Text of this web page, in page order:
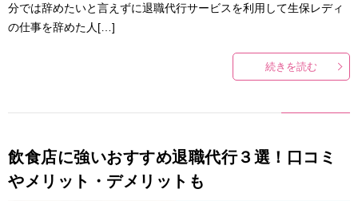
分では辞めたいと言えずに退職代行サービスを利用して生保レディ
の仕事を辞めた人[…]
続きを読む
飲食店に強いおすすめ退職代行３選！口コミ
やメリット・デメリットも